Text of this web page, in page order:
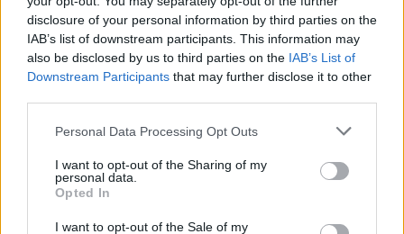
disclosure of your personal information by third parties on the
IAB’s list of downstream participants. This information may
also be disclosed by us to third parties on the IAB’s List of
Downstream Participants that may further disclose it to other
Please note that this website/app uses one or more Google
not limited to your visit or usage behaviour. You may click to
grant or deny consent to Google and its third-party tags to
use your data for below specified purposes in below Google
consent section.
Personal Data Processing Opt Outs
I want to opt-out of the Sharing of my
personal data.
Opted In
I want to opt-out of the Sale of my